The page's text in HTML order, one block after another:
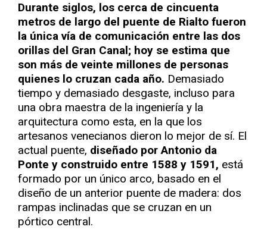
Durante siglos, los cerca de cincuenta
metros de largo del puente de Rialto fueron
la única vía de comunicación entre las dos
orillas del Gran Canal; hoy se estima que
son más de veinte millones de personas
quienes lo cruzan cada año. Demasiado
tiempo y demasiado desgaste, incluso para
una obra maestra de la ingeniería y la
arquitectura como esta, en la que los
artesanos venecianos dieron lo mejor de sí. El
actual puente, diseñado por Antonio da
Ponte y construido entre 1588 y 1591, está
formado por un único arco, basado en el
diseño de un anterior puente de madera: dos
rampas inclinadas que se cruzan en un
pórtico central.